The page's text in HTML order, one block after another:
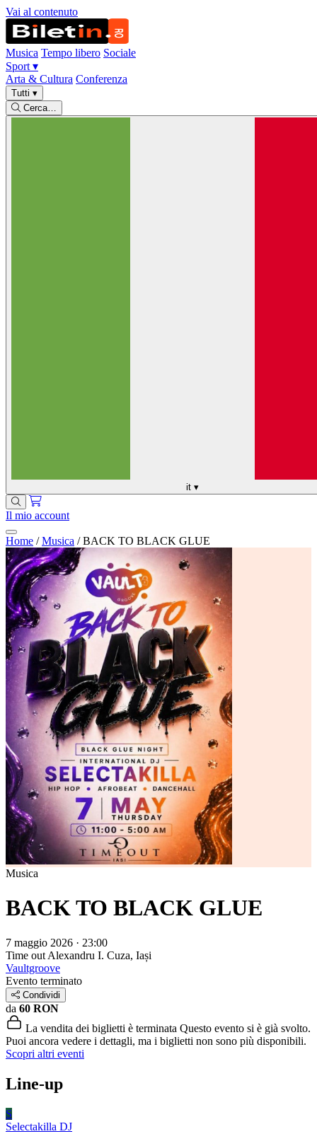
Vai al contenuto
Musica Tempo libero Sociale
Sport ▾
Arta & Cultura Conferenza
Tutti ▾
Cerca…
it ▾
Il mio account
Home / Musica / BACK TO BLACK GLUE
Musica
BACK TO BLACK GLUE
7 maggio 2026 · 23:00
Time out Alexandru I. Cuza, Iași
Vaultgroove
Evento terminato
Condividi
da 60 RON
La vendita dei biglietti è terminata Questo evento si è già svolto.
Puoi ancora vedere i dettagli, ma i biglietti non sono più disponibili.
Scopri altri eventi
Line-up
S
Selectakilla DJ